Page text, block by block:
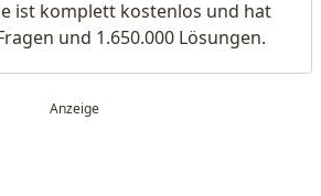
ist komplett kostenlos und hat
und 1.650.000 Lösungen.